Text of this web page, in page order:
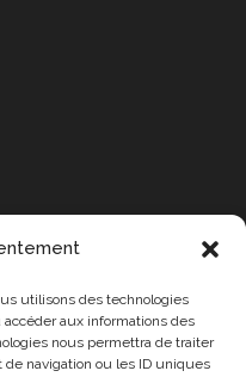
utilisons des technologies
aux informations des
nous permettra de traiter
navigation ou les ID uniques